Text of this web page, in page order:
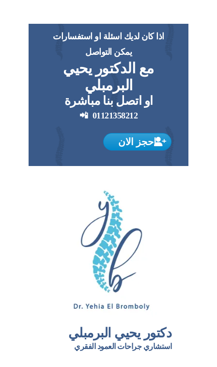
اذا كان لديك اسئلة او استفسارات
يمكن التواصل
مع الدكتور يحيي
البرمبلي
او اتصل بنا مباشرة
01121358212
📲
احجز الان
دكتور يحيي البرمبلي
استشاري جراحات العمود الفقري